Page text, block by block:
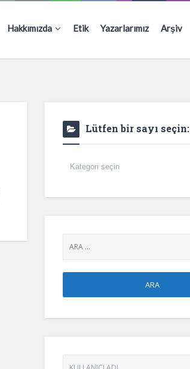
Hakkımızda Etik Yazarlarımız Arşiv
Lütfen bir sayı seçin:
Lütfen